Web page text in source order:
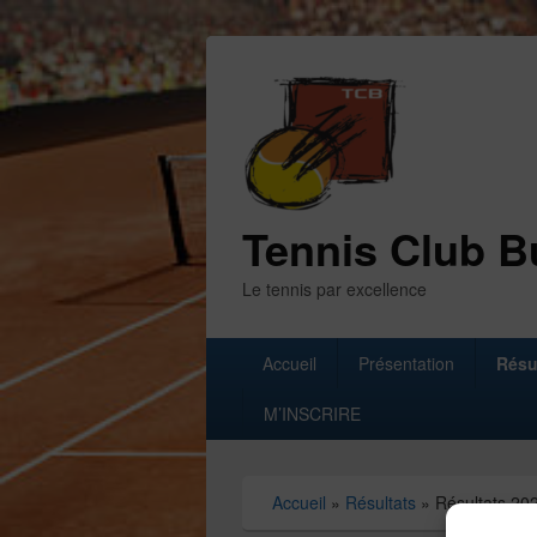
Tennis Club
Le tennis par excellence
principalAccueil Présentation
M’INSCRIRE
Accueil » Résultats » Résultats